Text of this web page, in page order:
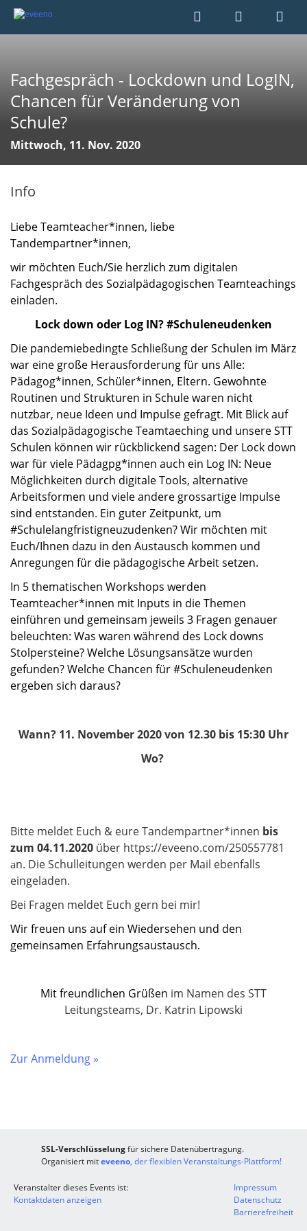
Fachgespräch - Lockdown und LogIN,
Chancen für Veränderung von
Schule?
Mittwoch, 11. Nov. 2020
Info
Liebe Teamteacher*innen, liebe
Tandempartner*innen,
wir möchten Euch/Sie herzlich zum digitalen
Fachgespräch des Sozialpädagogischen Teamteachings
einladen.
Lock down oder Log IN? #Schuleneudenken
Die pandemiebedingte Schließung der Schulen im März
war eine große Herausforderung für uns Alle:
Pädagog*innen, Schüler*innen, Eltern. Gewohnte
Routinen und Strukturen in Schule waren nicht
nutzbar, neue Ideen und Impulse gefragt. Mit Blick auf
das Sozialpädagogische Teamtaeching und unsere STT
Schulen können wir rückblickend sagen: Der Lock down
war für viele Pädagpg*innen auch ein Log IN: Neue
Möglichkeiten durch digitale Tools, alternative
Arbeitsformen und viele andere grossartige Impulse
sind entstanden. Ein guter Zeitpunkt, um
#Schulelangfristigneuzudenken? Wir möchten mit
Euch/Ihnen dazu in den Austausch kommen und
Anregungen für die pädagogische Arbeit setzen.
In 5 thematischen Workshops werden
Teamteacher*innen mit Inputs in die Themen
einführen und gemeinsam jeweils 3 Fragen genauer
beleuchten: Was waren während des Lock downs
Stolpersteine? Welche Lösungsansätze wurden
gefunden? Welche Chancen für #Schuleneudenken
ergeben sich daraus?
Wann? 11. November 2020 von 12.30 bis 15:30 Uhr
Wo?
Bitte meldet Euch & eure Tandempartner*innen bis
zum 04.11.2020 über https://eveeno.com/250557781
an. Die Schulleitungen werden per Mail ebenfalls
eingeladen.
Bei Fragen meldet Euch gern bei mir!
Wir freuen uns auf ein Wiedersehen und den
gemeinsamen Erfahrungsaustausch.
Mit freundlichen Grüßen im Namen des STT
Leitungsteams, Dr. Katrin Lipowski
Zur Anmeldung »
SSL-Verschlüsselungfür sichere Datenübertragung.
Organisiert miteveeno, der flexiblen Veranstaltungs-Plattform!
Veranstalter dieses Events ist:
Kontaktdaten anzeigen
Impressum
Datenschutz
Barrierefreiheit